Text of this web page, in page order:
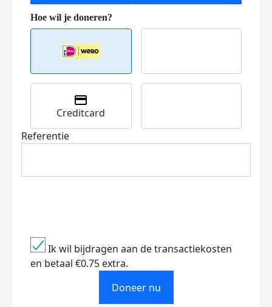
Creditcard
Referentie
Ik wil bijdragen aan de transactiekosten
en betaal €0.75 extra.
Doneer nu